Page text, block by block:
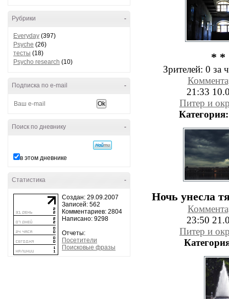
-
Рубрики
Everyday (397)
Psyche (26)
тесты (18)
Psycho research (10)
-
Подписка по e-mail
-
Поиск по дневнику
в этом дневнике
-
Статистика
Создан: 29.09.2007
Записей: 562
Комментариев: 2804
Написано: 9298
Отчеты:
Посетители
Поисковые фразы
* *
Зрителей: 0 за
21:33
Питер и
Категория:
Ночь унесла
23:50
Питер и